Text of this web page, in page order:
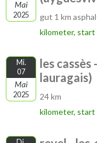
Mai
2025
gut 1 km
kilometer, start
Mi.
07
Mai
2025
les
lauragais)
24 km
kilometer, start